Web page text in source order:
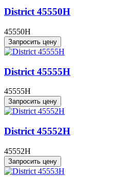
District 45550H
45550H
Запросить цену
District 45555H
45555H
Запросить цену
District 45552H
45552H
Запросить цену